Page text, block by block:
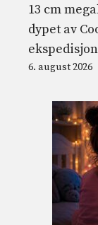
13 cm
dypet av
ekspedisjon
6. august 2026